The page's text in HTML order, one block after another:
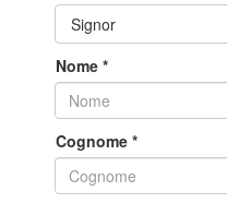
SignorToggle Dropdown
Nome *
Cognome *